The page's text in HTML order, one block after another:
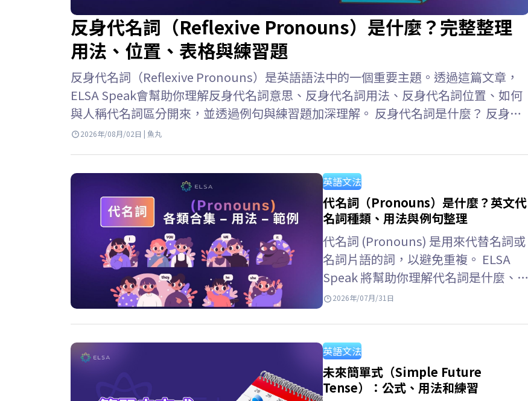
反身代名詞（Reflexive Pronouns）是什麼？完整整理
用法、位置、表格與練習題
反身代名詞（Reflexive Pronouns）是英語語法中的一個重要主題。透過這篇文章，
ELSA Speak會幫助你理解反身代名詞意思、反身代名詞用法、反身代名詞位置、如何
與人稱代名詞區分開來，並透過例句與練習題加深理解。 反身代名詞是什麼？ 反身代
名詞的意思 反身代名詞 英文 (Reflexive Pronouns) 是指句子中的主詞和受詞指涉同一
2026年/08月/02日 | 魚丸
英語文法
代名詞（Pronouns）是什麼？英文代
名詞種類、用法與例句整理
代名詞 (Pronouns) 是用來代替名詞或
名詞片語的詞，以避免重複。 ELSA
Speak 將幫助你理解代名詞是什麼、代
名詞 意思，掌握常見的代名詞類型，
代名詞 英文…
2026年/07月/31日
英語文法
未來簡單式（Simple Future
Tense）：公式、用法和練習